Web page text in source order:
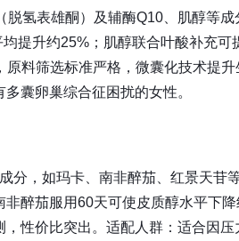
氢表雄酮）及辅酶Q10、肌醇等
提升约25%；肌醇联合叶酸补充
料筛选标准严格，微囊化技术提
囊卵巢综合征困扰的女性。
分，如玛卡、南非醉茄、红景天苷
醉茄服用60天可使皮质醇水平下
性价比突出。适配人群：适合因